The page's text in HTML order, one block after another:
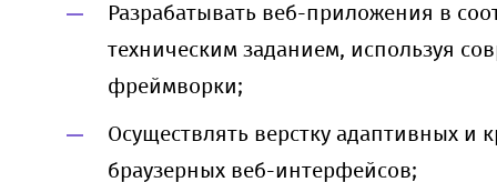
Разрабатывать веб-приложения в
техническим заданием, используя
фреймворки;
Осуществлять верстку адаптивных и
браузерных веб-интерфейсов;